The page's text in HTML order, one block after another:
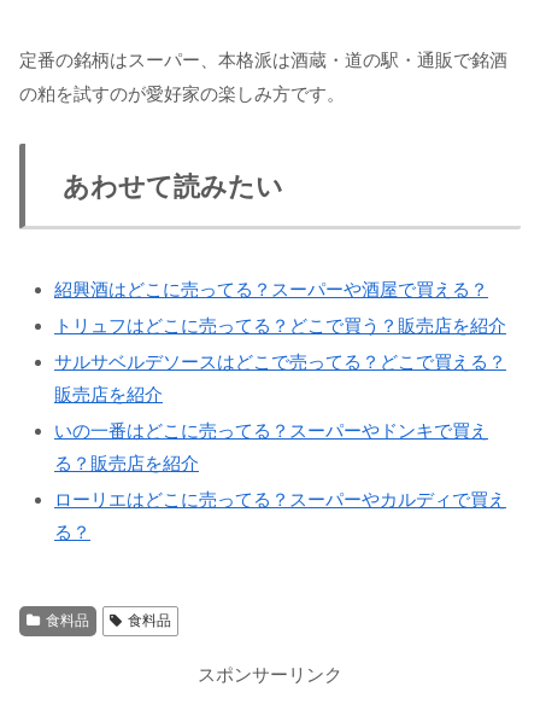
定番の銘柄はスーパー、本格派は酒蔵・道の駅・通販で銘酒
の粕を試すのが愛好家の楽しみ方です。
あわせて読みたい
紹興酒はどこに売ってる？スーパーや酒屋で買える？
トリュフはどこに売ってる？どこで買う？販売店を紹介
サルサベルデソースはどこで売ってる？どこで買える？
販売店を紹介
いの一番はどこに売ってる？スーパーやドンキで買え
る？販売店を紹介
ローリエはどこに売ってる？スーパーやカルディで買え
る？
食料品 食料品
スポンサーリンク